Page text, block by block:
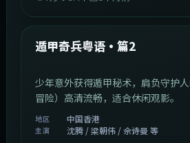
最新
遁甲奇兵粤语·篇2
少年意外获得遁甲秘术，肩负守护
冒险）高清流畅，适合休闲观影。
地区 中国香港
主演
沈腾 / 梁朝伟 / 佘诗曼 等